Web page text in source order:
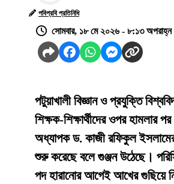
পবিপ্রবি প্রতিনিধি
সোমবার, ১৮ মে ২০২৬ - ৮:১৩ অপরাহ্ন
পটুয়াখালী বিজ্ঞান ও প্রযুক্তি
শিক্ষক-শিক্ষার্থীদের ওপর হামলার পর
অধ্যাপক ড. কাজী রফিকুল ইসলামের
শুরু করেছে বলে গুঞ্জন উঠেছে।
পদ হারানোর আগেই আখের গুছিয়ে